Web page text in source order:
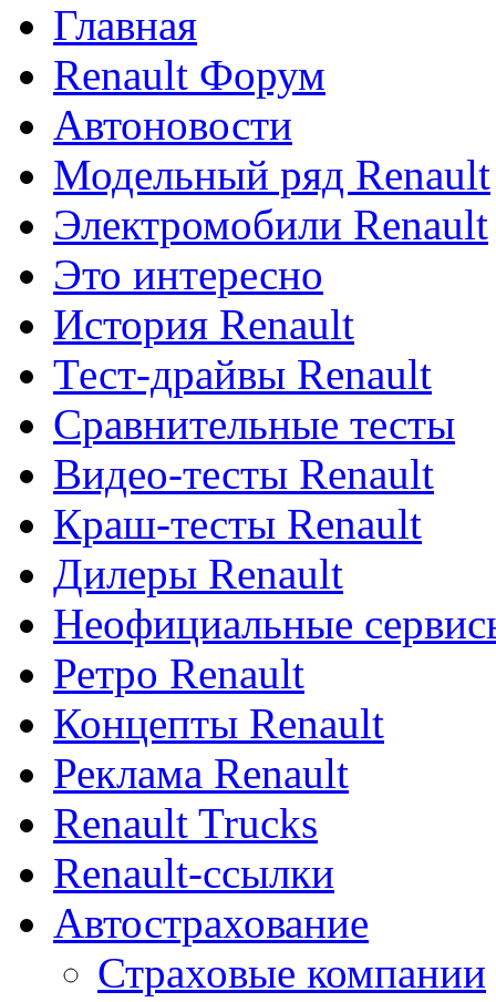
Главная
Renault Форум
Автоновости
Модельный ряд Renault
Электромобили Renault
Это интересно
История Renault
Тест-драйвы Renault
Сравнительные тесты
Видео-тесты Renault
Краш-тесты Renault
Дилеры Renault
Неофициальные
Ретро Renault
Концепты Renault
Реклама Renault
Renault Trucks
Renault-ссылки
Автострахование
Страховые компании